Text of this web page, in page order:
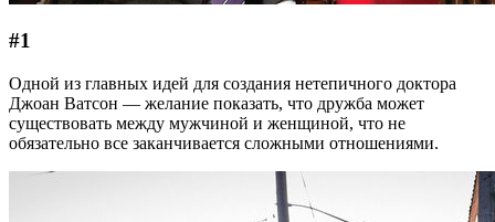
#1
Одной из главных идей для создания нетепичного доктора
Джоан Ватсон — желание показать, что дружба может
существовать между мужчиной и женщиной, что не
обязательно все заканчивается сложными отношениями.